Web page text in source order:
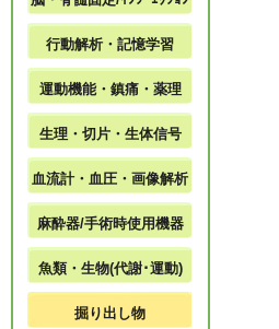
行動解析・記憶学習
運動機能・鎮痛・薬理
生理・切片・生体信号
血流計・血圧・画像解析
麻酔器/手術時使用機器
魚類・生物(代謝･運動)
掘り出し物